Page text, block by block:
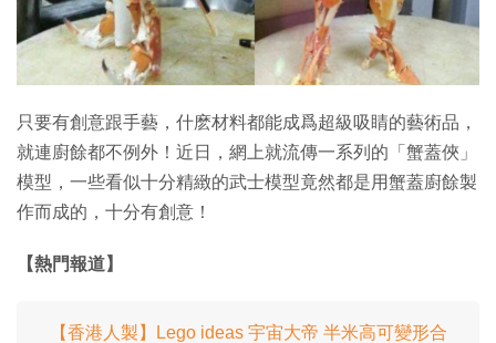
只要有創意跟手藝，什麽材料都能成爲超級吸睛的藝術品，
就連廚餘都不例外！近日，網上就流傳一系列的「蟹蓋俠」
模型，一些看似十分精緻的武士模型竟然都是用蟹蓋廚餘製
作而成的，十分有創意！
【熱門報道】
【香港人製】Lego ideas 宇宙大帝 半米高可變形合